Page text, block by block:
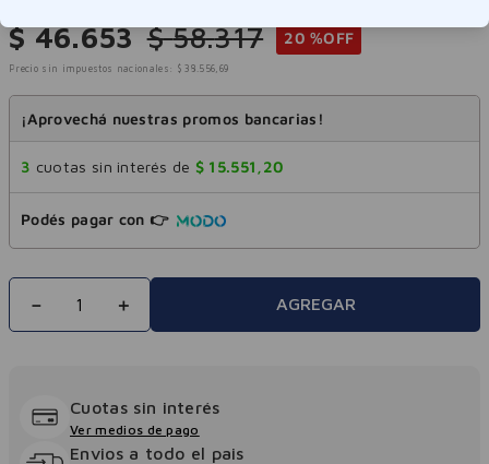
$ 46.653 $ 58.317 20 %OFF
Precio sin impuestos nacionales: $ 38 .556, 69
¡Aprovechá nuestras promos bancarias!
3 cuotas sin interés de $ 15.551 , 20
Podés pagar con 👉
＋
－ AGREGAR
Cuotas sin interés
Ver medios de pago
Envios a todo el pais